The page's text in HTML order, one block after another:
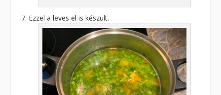
Ezzel a leves el is készült.